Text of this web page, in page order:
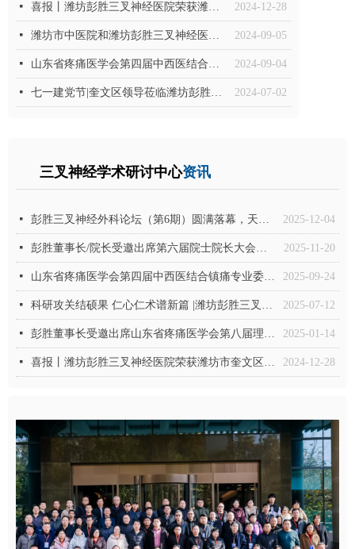
三叉神经学术研讨中心​​​​​​​资讯
2025-12-04
넷 彭胜三叉神经外科论坛（第6期）圆满落幕，天坛、宣武、中日等医院专家聚首论道
2025-11-20
넷 彭胜董事长/院长受邀出席第六届院士院长大会，与韩济生等院士共赴盛会
2025-09-24
넷 山东省疼痛医学会第四届中西医结合镇痛专业委员会第二次学术会议圆满召开
2025-07-12
넷 科研攻关结硕果 仁心仁术谱新篇 |潍坊彭胜三叉神经医院荣获多项临床研究专利
2025-01-14
넷 彭胜董事长受邀出席山东省疼痛医学会第八届理事会第十四次常务理事会议、第三次理事（扩大）会议暨 2025 年度分支机构工作会议
2024-12-28
넷 喜报丨潍坊彭胜三叉神经医院荣获潍坊市奎文区第三季度“区级安全生产示范岗”称号！
2024-12-28
넷 喜报丨潍坊彭胜三叉神经医院荣获潍坊市奎文区第三季度“区级安全生产示范岗”称号！
2024-09-05
넷 潍坊市中医院和潍坊彭胜三叉神经医院承办|山东省疼痛医学会第四届中西医结合镇痛专业委员会换届选举会议暨第一次学术会议圆满落下帷幕
2024-09-04
넷 山东省疼痛医学会第四届中西医结合镇痛专业委员会换届选举会议暨第一次学术会议圆满召开
2024-07-02
넷 七一建党节|奎文区领导莅临潍坊彭胜三叉神经医院指导工作